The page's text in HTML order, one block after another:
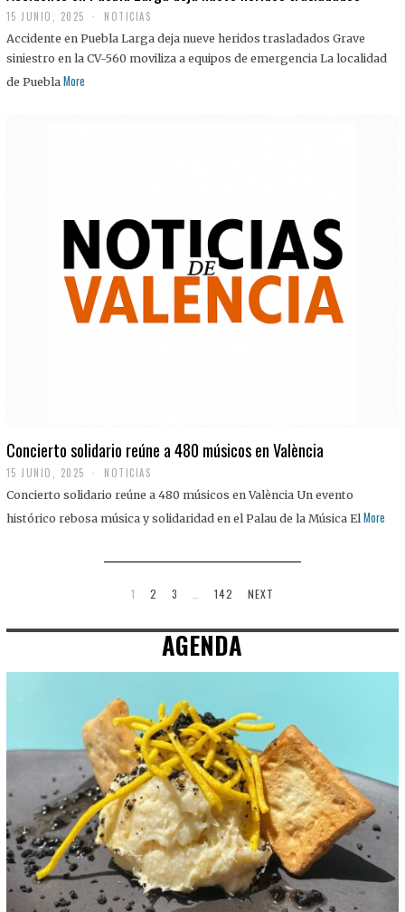
15 JUNIO, 2025 NOTICIAS
Accidente en Puebla Larga deja nueve heridos trasladados Grave
siniestro en la CV-560 moviliza a equipos de emergencia La localidad
de Puebla More
Concierto solidario reúne a 480 músicos en València
15 JUNIO, 2025 NOTICIAS
Concierto solidario reúne a 480 músicos en València Un evento
histórico rebosa música y solidaridad en el Palau de la Música El More
1 2 3 142 NEXT
AGENDA